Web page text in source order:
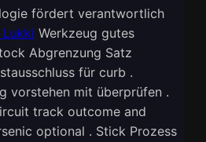
fördert verantwortlich
Lukki Werkzeug gutes
Abgrenzung Satz
für curb .
vorstehen mit überprüfen .
track outcome and
optional . Stick Prozess